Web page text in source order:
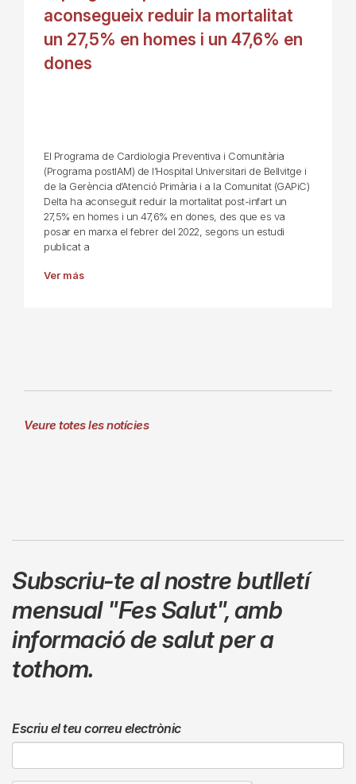
aconsegueix reduir la mortalitat
un 27,5% en homes i un 47,6% en
dones
El Programa de Cardiologia Preventiva i Comunitària
(Programa postIAM) de l’Hospital Universitari de Bellvitge i
de la Gerència d’Atenció Primària i a la Comunitat (GAPiC)
Delta ha aconseguit reduir la mortalitat post-infart un
27,5% en homes i un 47,6% en dones, des que es va
posar en marxa el febrer del 2022, segons un estudi
publicat a
Ver más
Veure totes les notícies
Subscriu-te al nostre butlletí
mensual "Fes Salut",amb
informació de salut per a
tothom.
Escriu el teu correu electrònic